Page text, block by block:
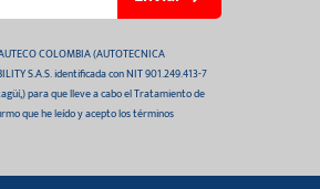
COLOMBIA (AUTOTECNICA
S.A.S. identificada con NIT 901.249.413-7
para que lleve a cabo el Tratamiento de
que he leído y acepto los términos